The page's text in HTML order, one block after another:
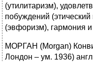
(утилитаризм),
побуждений
(эвфоризм), гармония и
МОРГАН (Morgan)
Лондон – ум. 1936)